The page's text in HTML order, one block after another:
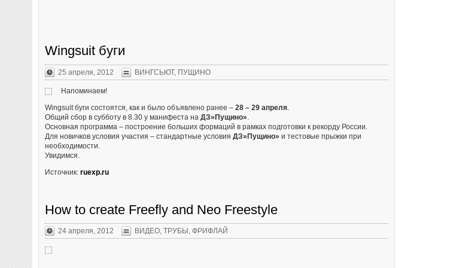
Wingsuit буги
25 апреля, 2012 ВИНГСЬЮТ, ПУЩИНО
Напоминаем!
Wingsuit буги состоятся, как и было объявлено ранее – 28 – 29 апреля.
Общий сбор в субботу в 8.30 у манифеста на ДЗ»Пущино»
Основная программа – построение больших формаций в рамках подготовки к рекорду России.
Для новичков условия участия – стандартные условия ДЗ»Пущино» и тестовые прыжки при
необходимости.
Увидимся.
Источник: ruexp.ru
How to create Freefly and Neo Freestyle
24 апреля, 2012 ВИДЕО, ТРУБЫ , ФРИФЛАЙ